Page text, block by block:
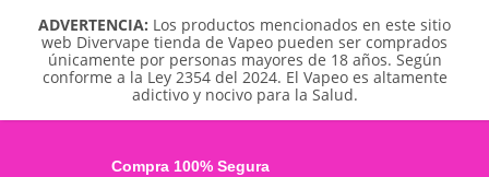
ADVERTENCIA: Los productos mencionados en este sitio
web Divervape tienda de Vapeo pueden ser comprados
únicamente por personas mayores de 18 años. Según
conforme a la Ley 2354 del 2024. El Vapeo es altamente
adictivo y nocivo para la Salud.
Compra 100% Segura